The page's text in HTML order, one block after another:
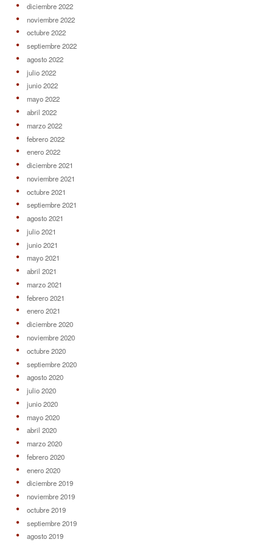
diciembre 2022
noviembre 2022
octubre 2022
septiembre 2022
agosto 2022
julio 2022
junio 2022
mayo 2022
abril 2022
marzo 2022
febrero 2022
enero 2022
diciembre 2021
noviembre 2021
octubre 2021
septiembre 2021
agosto 2021
julio 2021
junio 2021
mayo 2021
abril 2021
marzo 2021
febrero 2021
enero 2021
diciembre 2020
noviembre 2020
octubre 2020
septiembre 2020
agosto 2020
julio 2020
junio 2020
mayo 2020
abril 2020
marzo 2020
febrero 2020
enero 2020
diciembre 2019
noviembre 2019
octubre 2019
septiembre 2019
agosto 2019